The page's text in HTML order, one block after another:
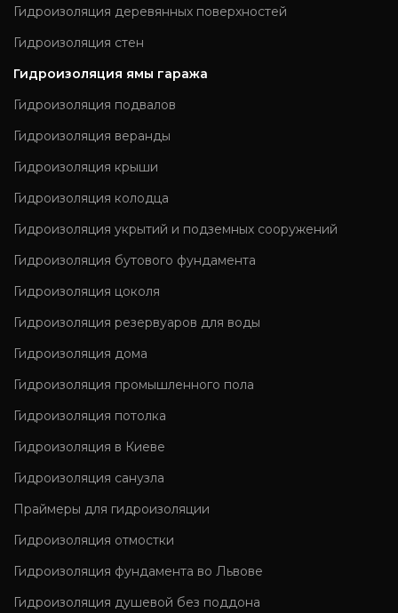
Гидроизоляция деревянных поверхностей
Гидроизоляция стен
Гидроизоляция ямы гаража
Гидроизоляция подвалов
Гидроизоляция веранды
Гидроизоляция крыши
Гидроизоляция колодца
Гидроизоляция укрытий и подземных сооружений
Гидроизоляция бутового фундамента
Гидроизоляция цоколя
Гидроизоляция резервуаров для воды
Гидроизоляция дома
Гидроизоляция промышленного пола
Гидроизоляция потолка
Гидроизоляция в Киеве
Гидроизоляция санузла
Праймеры для гидроизоляции
Гидроизоляция отмостки
Гидроизоляция фундамента во Львове
Гидроизоляция душевой без поддона